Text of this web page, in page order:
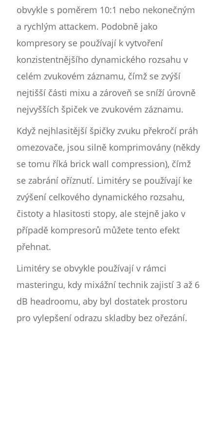
obvykle s poměrem 10:1 nebo nekonečným
a rychlým attackem. Podobně jako
kompresory se používají k vytvoření
konzistentnějšího dynamického rozsahu v
celém zvukovém záznamu, čímž se zvýší
nejtišší části mixu a zároveň se sníží úrovně
nejvyšších špiček ve zvukovém záznamu.
Když nejhlasitější špičky zvuku překročí práh
omezovače, jsou silně komprimovány (někdy
se tomu říká brick wall compression), čímž
se zabrání oříznutí. Limitéry se používají ke
zvýšení celkového dynamického rozsahu,
čistoty a hlasitosti stopy, ale stejně jako v
případě kompresorů můžete tento efekt
přehnat.
Limitéry se obvykle používají v rámci
masteringu, kdy mixážní technik zajistí 3 až 6
dB headroomu, aby byl dostatek prostoru
pro vylepšení odrazu skladby bez ořezání.